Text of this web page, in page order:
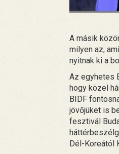
A másik
milyen az,
nyitnak ki a
Az egyhetes
hogy közel
BIDF
jövőjüket is
fesztivál
Dél-Koreától